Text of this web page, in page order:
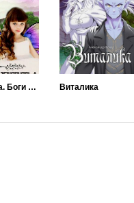
Виолетта. Боги феям (не) указ! Виталика